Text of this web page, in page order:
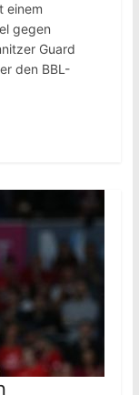
einem
gegen
Guard
den BBL-